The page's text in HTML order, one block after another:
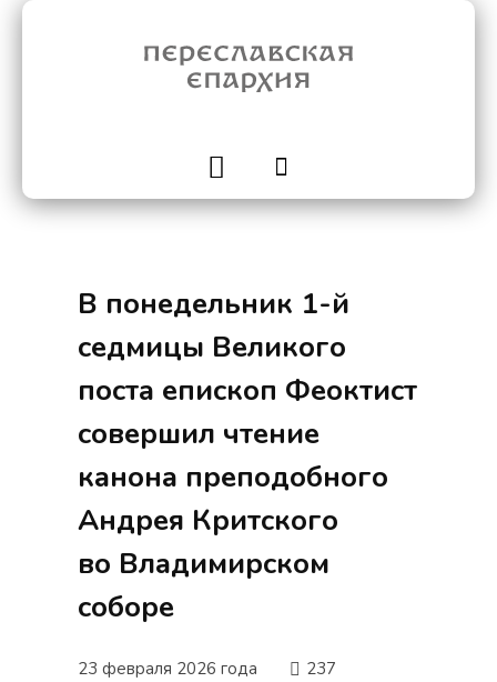
В понедельник 1-й
седмицы Великого
поста епископ Феоктист
совершил чтение
канона преподобного
Андрея Критского
во Владимирском
соборе
23 февраля 2026 года
237